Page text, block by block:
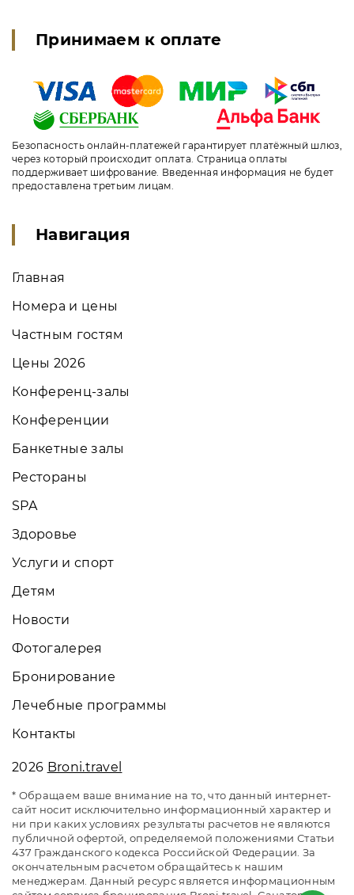
Принимаем к оплате
Безопасность онлайн-платежей гарантирует платёжный шлюз,
через который происходит оплата. Страница оплаты
поддерживает шифрование. Введенная информация не будет
предоставлена третьим лицам.
Навигация
Главная
Номера и цены
Частным гостям
Цены 2026
Конференц-залы
Конференции
Банкетные залы
Рестораны
SPA
Здоровье
Услуги и спорт
Детям
Новости
Фотогалерея
Бронирование
Лечебные программы
Контакты
2026 Broni.travel
* Обращаем ваше внимание на то, что данный интернет-
сайт носит исключительно информационный характер и
ни при каких условиях результаты расчетов не являются
публичной офертой, определяемой положениями Статьи
437 Гражданского кодекса Российской Федерации. За
окончательным расчетом обращайтесь к нашим
менеджерам. Данный ресурс является информационным